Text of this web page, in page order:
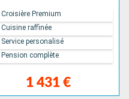
1 431 €
Croisière Premium
Cuisine raffinée
Service personalisé
Pension complète